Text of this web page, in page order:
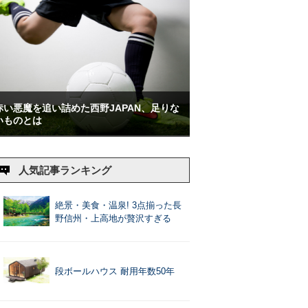
い悪魔を追い詰めた西野JAPAN、足りな
ものとは
人気記事ランキング
絶景・美食・温泉! 3点揃った長
野信州・上高地が贅沢すぎる
段ボールハウス 耐用年数50年